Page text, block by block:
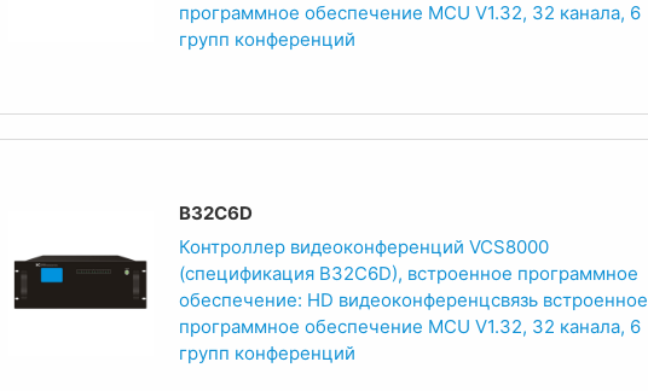
программное обеспечение MCU V1.32, 32 канала, 6
групп конференций
B32C6D
Контроллер видеоконференций VCS8000
(спецификация B32C6D), встроенное программное
обеспечение: HD видеоконференцсвязь встроенное
программное обеспечение MCU V1.32, 32 канала, 6
групп конференций